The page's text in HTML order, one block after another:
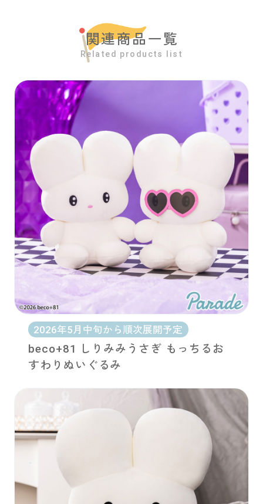
関連商品一覧
Related products list
2026年5月中旬から順次展開予定
beco+81 しりみみうさぎ もっちるお
すわりぬいぐるみ